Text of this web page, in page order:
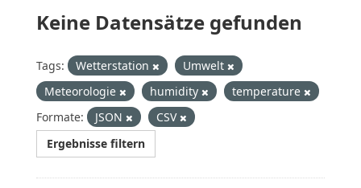
Keine Datensätze gefunden
Tags: Wetterstation
Umwelt
Meteorologie
humidity
temperature
Formate:
JSON
CSV
Ergebnisse filtern